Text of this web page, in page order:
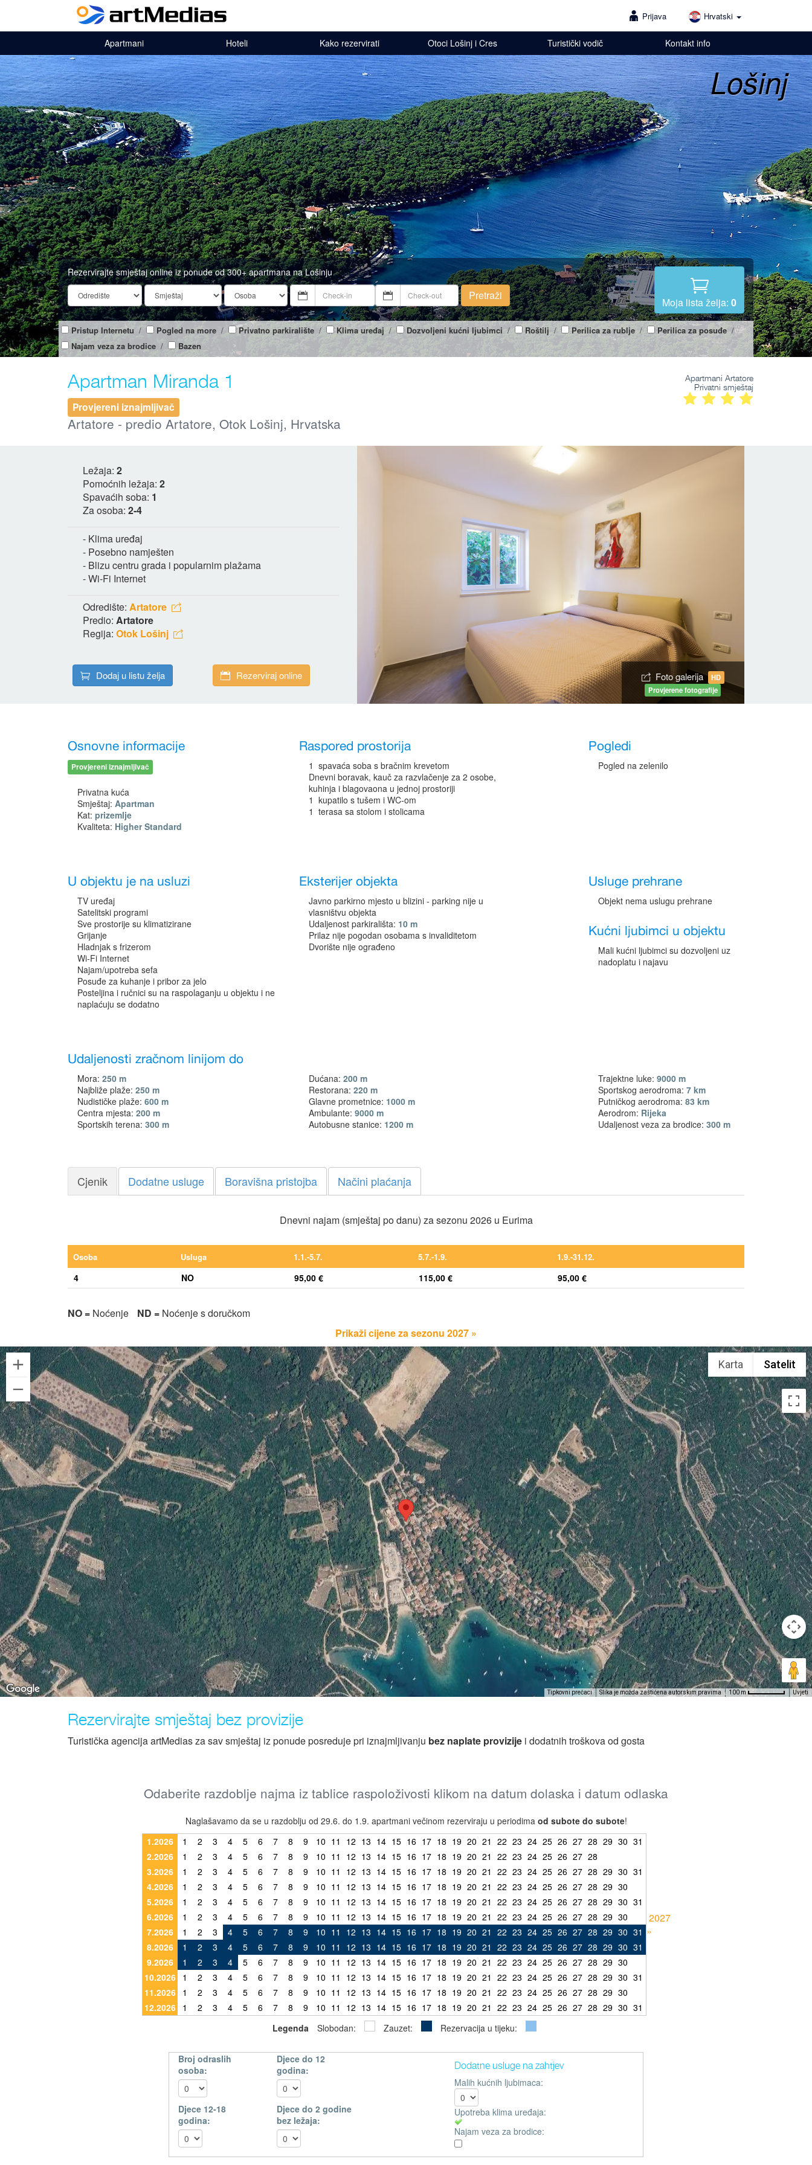
Prijava Hrvatski
Apartmani Hoteli Kako rezervirati Otoci Lošinj i Cres Turistički vodič Kontakt info
Lošinj
Rezervirajte smještaj online iz ponude od 300+ apartmana na Lošinju
Pretraži
Moja lista želja: 0
Pristup Internetu / Pogled na more / Privatno parkiralište / Klima uređaj / Dozvoljeni kućni ljubimci/ Roštilj / Perilica za rublje / Perilica za posuđe/
Najam veza za brodice / Bazen
Apartman Miranda 1
Provjereni iznajmljivač
Artatore - predio Artatore, Otok Lošinj, Hrvatska
Apartmani Artatore
Privatni smještaj
Ležaja: 2
Pomoćnih ležaja: 2
Spavaćih soba: 1
Za osoba: 2-4
- Klima uređaj
- Posebno namješten
- Blizu centru grada i popularnim plažama
- Wi-Fi Internet
Odredište: Artatore
Predio: Artatore
Regija: Otok Lošinj
Dodaj u listu želja Rezerviraj online Foto galerija HD
Provjerene fotografije
Osnovne informacije
Provjereni iznajmljivač
Privatna kuća
Smještaj: Apartman
Kat: prizemlje
Kvaliteta: Higher Standard
Raspored prostorija
1 spavaća soba s bračnim krevetom
Dnevni boravak, kauč za razvlačenje za 2 osobe,
kuhinja i blagovaona u jednoj prostoriji
1 kupatilo s tušem i WC-om
1 terasa sa stolom i stolicama
Pogledi
Pogled na zelenilo
U objektu je na usluzi
TV uređaj
Satelitski programi
Sve prostorije su klimatizirane
Grijanje
Hladnjak s frizerom
Wi-Fi Internet
Najam/upotreba sefa
Posuđe za kuhanje i pribor za jelo
Posteljina i ručnici su na raspolaganju u objektu i ne
naplaćuju se dodatno
Eksterijer objekta
Javno parkirno mjesto u blizini - parking nije u
vlasništvu objekta
Udaljenost parkirališta: 10 m
Prilaz nije pogodan osobama s invaliditetom
Dvorište nije ograđeno
Usluge prehrane
Objekt nema uslugu prehrane
Kućni ljubimci u objektu
Mali kućni ljubimci su dozvoljeni uz
nadoplatu i najavu
Udaljenosti zračnom linijom do
Mora: 250 m
Najbliže plaže: 250 m
Nudističke plaže: 600 m
Centra mjesta: 200 m
Sportskih terena: 300 m
Dućana:200 m
Restorana:220 m
Glavne prometnice: 1000 m
Ambulante:9000 m
Autobusne stanice: 1200 m
Trajektne luke:9000 m
Sportskog aerodroma:7 km
Putničkog aerodroma:83 km
Aerodrom: Rijeka
Udaljenost veza za brodice:300 m
Cjenik Dodatne usluge Boravišna pristojba Načini plaćanja
Dnevni najam (smještaj po danu) za sezonu 2026 u Eurima
Osoba Usluga 1.1.-5.7. 5.7.-1.9. 1.9.-31.12.
4 NO 95,00 € 115,00 € 95,00 €
NO = Noćenje ND = Noćenje s doručkom
Prikaži cijene za sezonu 2027 »
Karta Satelit
Tipkovni prečaci Slika je možda zaštićena autorskim pravima 100 m Uvjeti
Rezervirajte smještaj bez provizije
Turistička agencija artMedias za sav smještaj iz ponude posreduje pri iznajmljivanju bez naplate provizije i dodatnih troškova od gosta
Odaberite razdoblje najma iz tablice raspoloživosti klikom na datum dolaska i datum odlaska
Naglašavamo da se u razdoblju od 29.6. do 1.9. apartmani večinom rezerviraju u periodima od subote do subote!
1.2026
1 2 3 4 5 6 7 8 9 10 11 12 13 14 15 16 17 18 19 20 21 22 23 24 25 26 27 28 29 30 31
2.2026
1 2 3 4 5 6 7 8 9 10 11 12 13 14 15 16 17 18 19 20 21 22 23 24 25 26 27 28
3.2026
1 2 3 4 5 6 7 8 9 10 11 12 13 14 15 16 17 18 19 20 21 22 23 24 25 26 27 28 29 30 31
4.2026
1 2 3 4 5 6 7 8 9 10 11 12 13 14 15 16 17 18 19 20 21 22 23 24 25 26 27 28 29 30
5.2026
1 2 3 4 5 6 7 8 9 10 11 12 13 14 15 16 17 18 19 20 21 22 23 24 25 26 27 28 29 30 31
6.2026
1 2 3 4 5 6 7 8 9 10 11 12 13 14 15 16 17 18 19 20 21 22 23 24 25 26 27 28 29 30
7.2026
1 2 3 4 5 6 7 8 9 10 11 12 13 14 15 16 17 18 19 20 21 22 23 24 25 26 27 28 29 30 31
8.2026
1 2 3 4 5 6 7 8 9 10 11 12 13 14 15 16 17 18 19 20 21 22 23 24 25 26 27 28 29 30 31
9.2026
1 2 3 4 5 6 7 8 9 10 11 12 13 14 15 16 17 18 19 20 21 22 23 24 25 26 27 28 29 30
10.2026
1 2 3 4 5 6 7 8 9 10 11 12 13 14 15 16 17 18 19 20 21 22 23 24 25 26 27 28 29 30 31
11.2026
1 2 3 4 5 6 7 8 9 10 11 12 13 14 15 16 17 18 19 20 21 22 23 24 25 26 27 28 29 30
12.2026
1 2 3 4 5 6 7 8 9 10 11 12 13 14 15 16 17 18 19 20 21 22 23 24 25 26 27 28 29 30 31
2027
»
Legenda Slobodan: Zauzet: Rezervacija u tijeku:
Broj odraslih
osoba:
Djece 12-18
godina:
Djece do 12
godina:
Djece do 2 godine
bez ležaja:
Dodatne usluge na zahtjev
Malih kućnih ljubimaca:
Upotreba klima uređaja:
Najam veza za brodice: